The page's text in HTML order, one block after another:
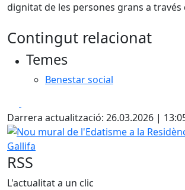
dignitat de les persones grans a través
Contingut relacionat
Temes
Benestar social
Darrera actualització: 26.03.2026 |
Nou mural de l'Edatisme a la Residència
RSS
L'actualitat a un clic